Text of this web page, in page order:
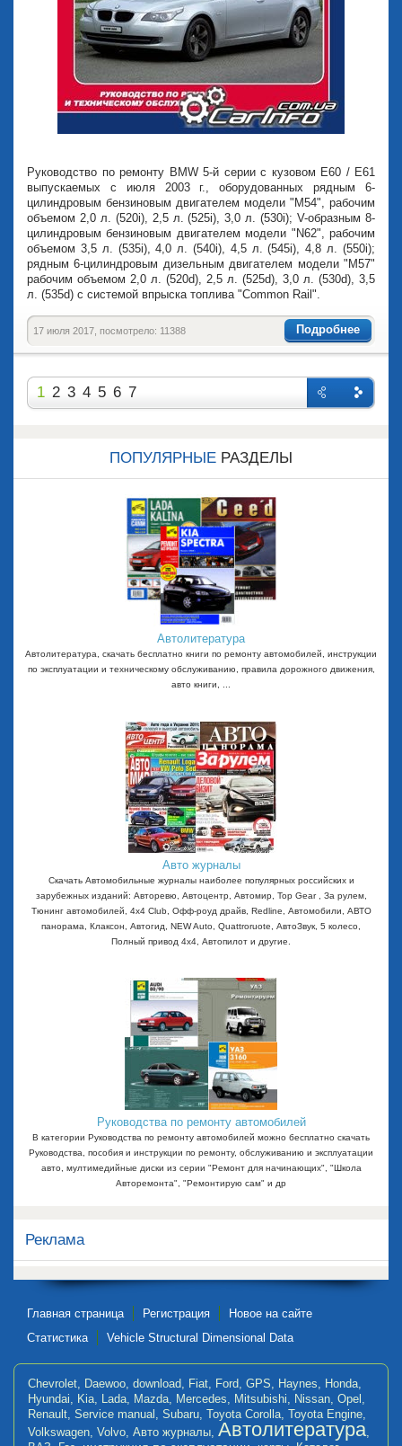
Руководство по ремонту BMW 5-й серии с кузовом Е60 / Е61
выпускаемых с июля 2003 г., оборудованных рядным 6-
цилиндровым бензиновым двигателем модели "М54", рабочим
объемом 2,0 л. (520i), 2,5 л. (525i), 3,0 л. (530i); V-образным 8-
цилиндровым бензиновым двигателем модели "N62", рабочим
объемом 3,5 л. (535i), 4,0 л. (540i), 4,5 л. (545i), 4,8 л. (550i);
рядным 6-цилиндровым дизельным двигателем модели "М57"
рабочим объемом 2,0 л. (520d), 2,5 л. (525d), 3,0 л. (530d), 3,5
л. (535d) с системой впрыска топлива "Common Rail".
Подробнее
17 июля 2017, посмотрело: 11388
1 2 3 4 5 6 7
ПОПУЛЯРНЫЕ РАЗДЕЛЫ
Автолитература
Автолитература, скачать бесплатно книги по ремонту автомобилей, инструкции
по эксплуатации и техническому обслуживанию, правила дорожного движения,
авто книги, ...
Авто журналы
Скачать Автомобильные журналы наиболее популярных российских и
зарубежных изданий: Авторевю, Автоцентр, Автомир, Top Gear , За рулем,
Тюнинг автомобилей, 4x4 Club, Офф-роуд драйв, Redline, Автомобили, АВТО
панорама, Клаксон, Автогид, NEW Auto, Quattroruote, АвтоЗвук, 5 колесо,
Полный привод 4х4, Автопилот и другие.
Руководства по ремонту автомобилей
В категории Руководства по ремонту автомобилей можно бесплатно скачать
Руководства, пособия и инструкции по ремонту, обслуживанию и эксплуатации
авто, мултимедийные диски из серии "Ремонт для начинающих", "Школа
Авторемонта", "Ремонтирую сам" и др
Реклама
Главная страница Регистрация
Новое на сайте
Статистика
Vehicle Structural Dimensional Data
Chevrolet, Daewoo, download, Fiat, Ford, GPS, Haynes, Honda,
Hyundai, Kia, Lada, Mazda, Mercedes, Mitsubishi, Nissan, Opel ,
Renault, Service manual , Subaru, Toyota Corolla, Toyota Engine,
Volkswagen, Volvo, Авто журналы, Автолитература,